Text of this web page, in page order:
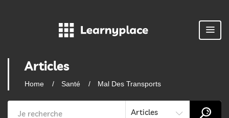
Articles
Home Santé Mal Des Transports
Articles